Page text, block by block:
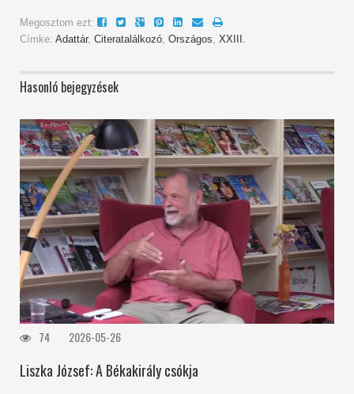
Megosztom ezt:
Címke: Adattár, Citeratalálkozó, Országos, XXIII.
Hasonló bejegyzések
74 2026-05-26
Liszka József: A Békakirály csókja